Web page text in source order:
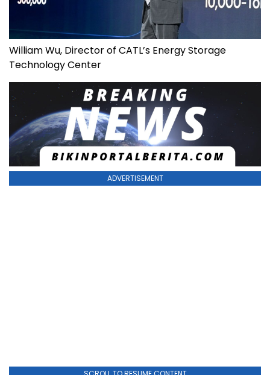
William Wu, Director of CATL’s Energy Storage
Technology Center
ADVERTISEMENT